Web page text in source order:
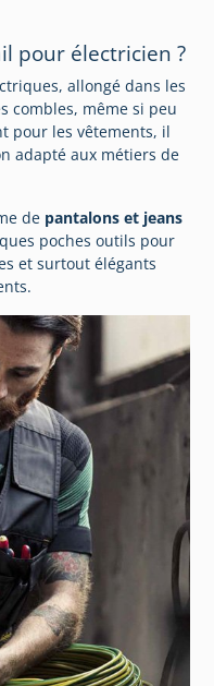
pour électricien ?
allongé dans les
combles, même si peu
pour les vêtements, il
adapté aux métiers de
de pantalons et jeans
poches outils pour
et surtout élégants